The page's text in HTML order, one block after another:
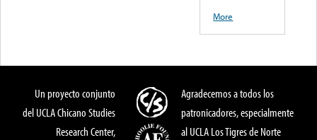
More
Un proyecto conjunto
del UCLA Chicano Studies
Research Center,
Agradecemos a todos los
patronicadores, especialmente
al UCLA Los Tigres de Norte